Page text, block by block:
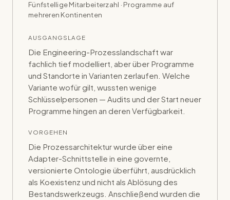
Fünfstellige Mitarbeiterzahl · Programme auf
mehreren Kontinenten
AUSGANGSLAGE
Die Engineering-Prozesslandschaft war
fachlich tief modelliert, aber über Programme
und Standorte in Varianten zerlaufen. Welche
Variante wofür gilt, wussten wenige
Schlüsselpersonen — Audits und der Start neuer
Programme hingen an deren Verfügbarkeit.
VORGEHEN
Die Prozessarchitektur wurde über eine
Adapter-Schnittstelle in eine governte,
versionierte Ontologie überführt, ausdrücklich
als Koexistenz und nicht als Ablösung des
Bestandswerkzeugs. Anschließend wurden die